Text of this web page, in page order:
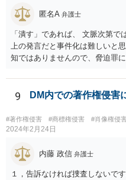
すが、それだけで直ちに侵害と
非営利であれば「表現の自由」
れる可能性があります。一方、
しての色彩が強まり、リスクが
更・確認しておく事項について
界があるかと思うので、資料等
も一つかと存じます。
匿名A 弁護士
「潰す」であれば、 文脈次第で
上の発言だと事件化は難しいと
知ではありませんので、脅迫罪
害として法的措置をとれる可能
9 DM内での著作権侵害
#著作権侵害 #商標権侵害 #肖像権侵
2024年2月24日
内藤 政信 弁護士
１，告訴なければ捜査しないで